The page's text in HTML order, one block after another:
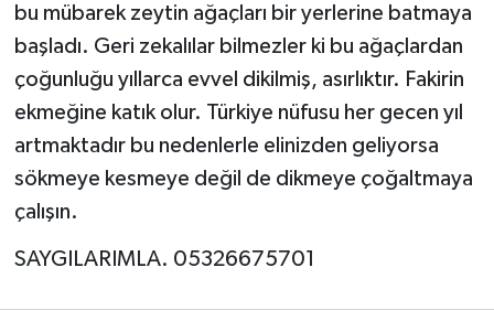
bu mübarek zeytin ağaçları bir yerlerine batmaya
başladı. Geri zekalılar bilmezler ki bu ağaçlardan
çoğunluğu yıllarca evvel dikilmiş, asırlıktır. Fakirin
ekmeğine katık olur. Türkiye nüfusu her gecen yıl
artmaktadır bu nedenlerle elinizden geliyorsa
sökmeye kesmeye değil de dikmeye çoğaltmaya
çalışın.
SAYGILARIMLA. 05326675701